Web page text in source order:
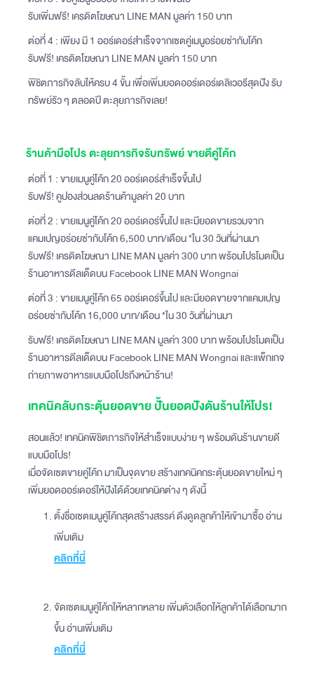
รับเพิ่มฟรี! เครดิตโฆษณา LINE MAN มูลค่า 150 บาท
ต่อที่ 4 : เพียง มี 1 ออร์เดอร์สำเร็จจากเซตคู่เมนูอร่อยซ่ากับโค้ก
รับฟรี! เครดิตโฆษณา LINE MAN มูลค่า 150 บาท
พิชิตภารกิจลับให้ครบ 4 ขั้น เพื่อเพิ่มยอดออร์เดอร์เดลิเวอรีสุดปัง รับ
ทรัพย์รัว ๆ ตลอดปี ตะลุยภารกิจเลย!
ร้านค้ามือโปร ตะลุยภารกิจรับทรัพย์ ขายดีคู่โค้ก
ต่อที่ 1 : ขายเมนูคู่โค้ก 20 ออร์เดอร์สำเร็จขึ้นไป
รับฟรี! คูปองส่วนลดร้านค้ามูลค่า 20 บาท
ต่อที่ 2 : ขายเมนูคู่โค้ก 20 ออร์เดอร์ขึ้นไป และมียอดขายรวมจาก
แคมเปญอร่อยซ่ากับโค้ก 6,500 บาท/เดือน *ใน 30 วันที่ผ่านมา
รับฟรี! เครดิตโฆษณา LINE MAN มูลค่า 300 บาท พร้อมโปรโมตเป็น
ร้านอาหารดีลเด็ดบน Facebook LINE MAN Wongnai
ต่อที่ 3 : ขายเมนูคู่โค้ก 65 ออร์เดอร์ขึ้นไป และมียอดขายจากแคมเปญ
อร่อยซ่ากับโค้ก 16,000 บาท/เดือน *ใน 30 วันที่ผ่านมา
รับฟรี! เครดิตโฆษณา LINE MAN มูลค่า 300 บาท พร้อมโปรโมตเป็น
ร้านอาหารดีลเด็ดบน Facebook LINE MAN Wongnai และแพ็กเกจ
ถ่ายภาพอาหารแบบมือโปรถึงหน้าร้าน!
เทคนิคลับกระตุ้นยอดขาย ปั้นยอดปังดันร้านให้โปร!
สอนแล้ว! เทคนิคพิชิตภารกิจให้สำเร็จแบบง่าย ๆ พร้อมดันร้านขายดี
แบบมือโปร!
เมื่อจัดเซตขายคู่โค้ก มาเป็นจุดขาย สร้างเทคนิคกระตุ้นยอดขายใหม่ ๆ
เพิ่มยอดออร์เดอร์ให้ปังได้ด้วยเทคนิคต่าง ๆ ดังนี้
ตั้งชื่อเซตเมนูคู่โค้กสุดสร้างสรรค์ ดึงดูดลูกค้าให้เข้ามาซื้อ อ่าน
เพิ่มเติม
คลิกที่นี่
จัดเซตเมนูคู่โค้กให้หลากหลาย เพิ่มตัวเลือกให้ลูกค้าได้เลือกมาก
ขึ้น อ่านเพิ่มเติม
คลิกที่นี่